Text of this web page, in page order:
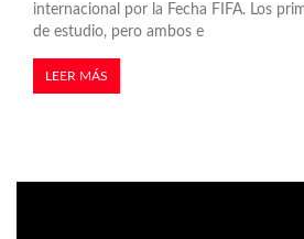
internacional por la Fecha FIFA. Los
de estudio, pero ambos e
LEER MÁS